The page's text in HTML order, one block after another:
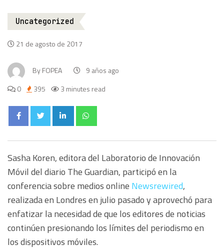
Uncategorized
21 de agosto de 2017
ByFOPEA
9 años ago
0
395 3 minutes read
Sasha Koren, editora del Laboratorio de Innovación
Móvil del diario The Guardian, participó en la
conferencia sobre medios online Newsrewired,
realizada en Londres en julio pasado y aprovechó para
enfatizar la necesidad de que los editores de noticias
continúen presionando los límites del periodismo en
los dispositivos móviles.